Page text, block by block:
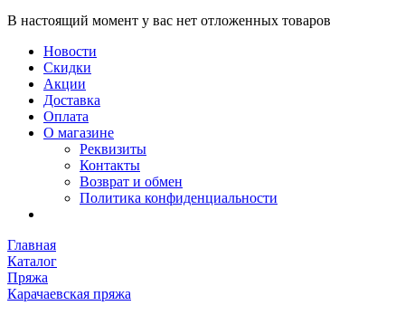
В настоящий момент у вас нет отложенных товаров
Новости
Скидки
Акции
Доставка
Оплата
О магазине
Реквизиты
Контакты
Возврат и обмен
Политика конфиденциальности
Главная
Каталог
Пряжа
Карачаевская пряжа